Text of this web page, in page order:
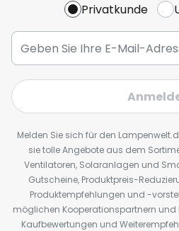
Privatkunde
Melden Sie sich für den
sie tolle Angebote aus dem
Ventilatoren, Solaranlagen und
Gutscheine, Produktpreis-
Produktempfehlungen und -
möglichen Kooperationspartnern
Kaufbewertungen und